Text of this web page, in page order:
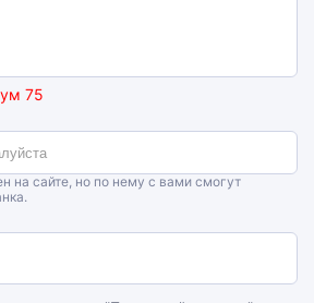
75
на сайте, но по нему с вами смогут